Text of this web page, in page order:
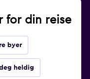
for din reise
byer
heldig